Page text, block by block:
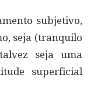
subjetivo,
seja (tranquilo
seja uma
superficial